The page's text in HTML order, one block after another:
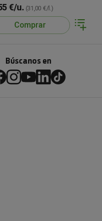
€/u. (31,00 €/l.)
Comprar
Búscanos en